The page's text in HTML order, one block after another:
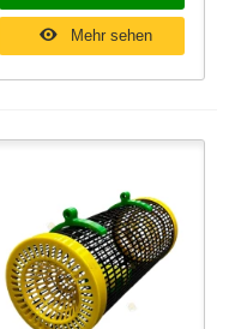
Mehr sehen